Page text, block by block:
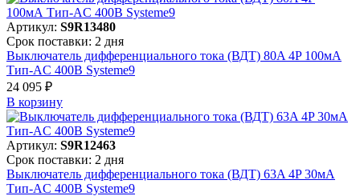
Артикул: S9R13480
Срок поставки: 2 дня
Выключатель дифференциального тока (ВДТ) 80A 4P 100мА
Тип-AC 400В Systeme9
24 095 ₽
В корзинy
Артикул: S9R12463
Срок поставки: 2 дня
Выключатель дифференциального тока (ВДТ) 63A 4P 30мА
Тип-AC 400В Systeme9